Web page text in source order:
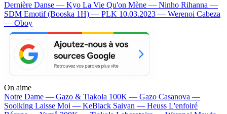
Dernière Danse — Kyo La Vie Qu'on Mène — Ninho Rihanna —
SDM Emotif (Booska 1H) — PLK 10.03.2023 — Werenoi Cabeza
— Oboy
On aime
Notre Dame — Gazo & Tiakola 100K — Gazo Casanova —
Soolking Laisse Moi — KeBlack Saiyan — Heuss L'enfoiré